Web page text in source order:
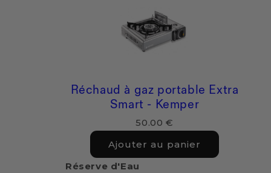
Réchaud à gaz portable Extra
Smart - Kemper
50.00 €
Ajouter au panier
Réserve d'Eau